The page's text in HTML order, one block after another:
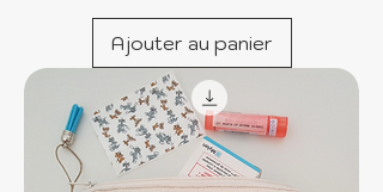
Ajouter au panier